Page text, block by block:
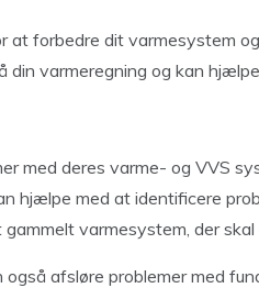
at forbedre dit varmesystem
varmeregning og kan
med deres varme- og VVS
hjælpe med at identificere
varmesystem, der skal
afsløre problemer med